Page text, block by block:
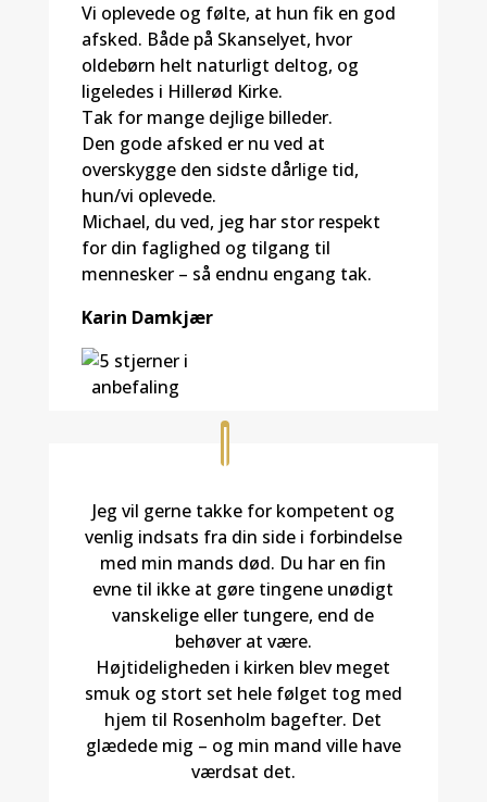
Vi oplevede og følte, at hun fik en god
afsked. Både på Skanselyet, hvor
oldebørn helt naturligt deltog, og
ligeledes i Hillerød Kirke.
Tak for mange dejlige billeder.
Den gode afsked er nu ved at
overskygge den sidste dårlige tid,
hun/vi oplevede.
Michael, du ved, jeg har stor respekt
for din faglighed og tilgang til
mennesker – så endnu engang tak.
Karin Damkjær
Jeg vil gerne takke for kompetent og
venlig indsats fra din side i forbindelse
med min mands død. Du har en fin
evne til ikke at gøre tingene unødigt
vanskelige eller tungere, end de
behøver at være.
Højtideligheden i kirken blev meget
smuk og stort set hele følget tog med
hjem til Rosenholm bagefter. Det
glædede mig – og min mand ville have
værdsat det.